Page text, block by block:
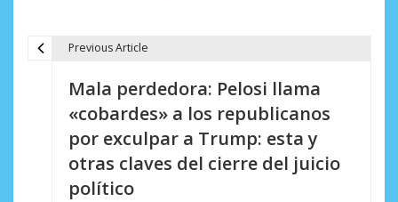
Previous Article
Mala perdedora: Pelosi llama
«cobardes» a los republicanos
por exculpar a Trump: esta y
otras claves del cierre del juicio
político